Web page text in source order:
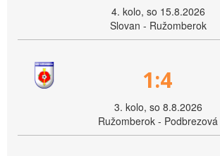
4. kolo, so 15.8.2026
Slovan - Ružomberok
1:4
3. kolo, so 8.8.2026
Ružomberok - Podbrezová